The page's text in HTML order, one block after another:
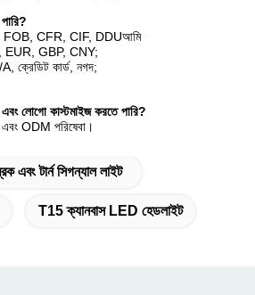
FOB, CFR, CIF, DDUআমি
EUR, GBP, CNY;
ক্রেডিট কার্ড, নগদ;
লোগো কাস্টমাইজ করতে পারি?
ODM পরিষেবা।
এবং টার্ন সিগন্যাল লাইট
T15 ক্যানবাস LED হেডলাইট